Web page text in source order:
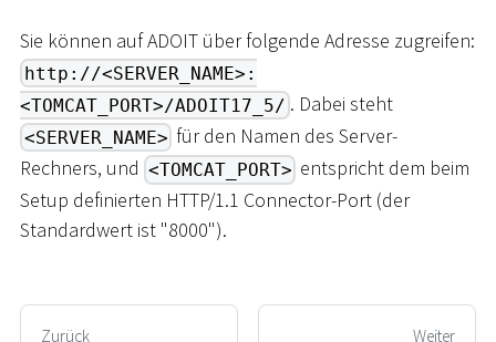
Sie können auf ADOIT über folgende Adresse zugreifen:
http://<SERVER_NAME>:
<TOMCAT_PORT>/ADOIT17_5/ . Dabei steht
<SERVER_NAME> für den Namen des Server-
Rechners, und <TOMCAT_PORT> entspricht dem beim
Setup definierten HTTP/1.1 Connector-Port (der
Standardwert ist "8000").
Zurück Weiter